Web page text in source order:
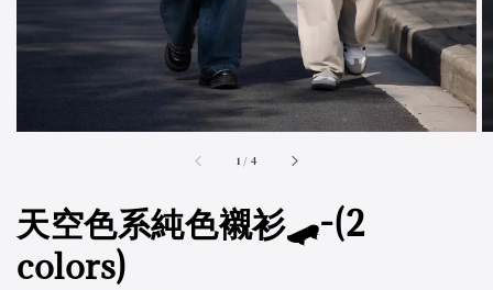
1 / accessibility.of
4
天空色系純色襯衫🛹-(2
colors)